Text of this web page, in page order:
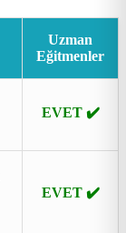
Uzman
Eğitmenler
EVET ✔️
EVET ✔️